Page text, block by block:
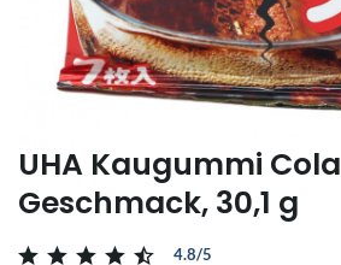
UHA Kaugummi Cola
Geschmack, 30,1 g
4.8/5